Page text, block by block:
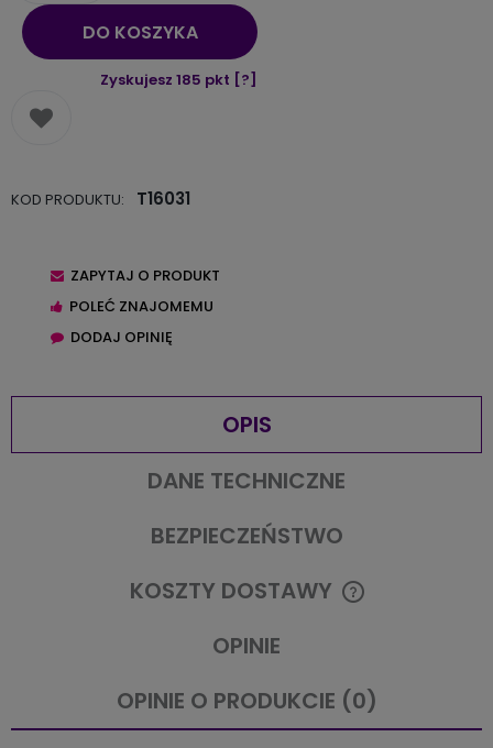
DO KOSZYKA
Zyskujesz 185 pkt [?]
KOD PRODUKTU: T16031
ZAPYTAJ O PRODUKT
POLEĆ ZNAJOMEMU
DODAJ OPINIĘ
OPIS
DANE TECHNICZNE
BEZPIECZEŃSTWO
KOSZTY DOSTAWY
CENA NIE ZAWIERA EWENTUALNYCH KOSZTÓW PŁATNOŚCI
OPINIE
OPINIE O PRODUKCIE (0)